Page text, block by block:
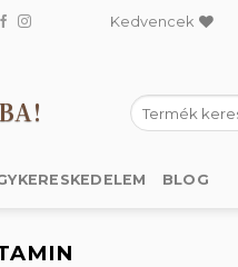
Kedvencek
Keresés
a
BLOG